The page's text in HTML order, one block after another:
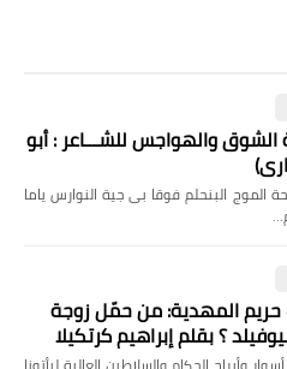
والهواجس للشـــاعر : أبو
البنحلم فوقا بى جية النوارس ياما
المهدية: من حمّل زوجة
؟ بقلم إبراهيم كرتكيلا